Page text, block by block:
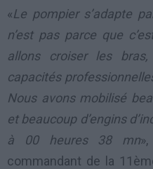
«Le pompier s’adapte
n’est pas parce que
allons croiser les
capacités
Nous avons mobilisé
et beaucoup d’engins
à 00 heures 38 mn
commandant de la